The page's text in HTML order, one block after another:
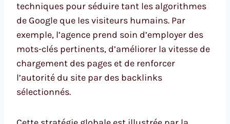
techniques pour séduire tant les algorithmes
de Google que les visiteurs humains. Par
exemple, l’agence prend soin d’employer des
mots-clés pertinents, d’améliorer la vitesse de
chargement des pages et de renforcer
l’autorité du site par des backlinks
sélectionnés.